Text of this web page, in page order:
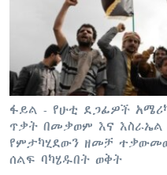
ቋንቋዎች
ፋይል - የሁቲ ደጋፊዎች
ጥቃት በመቃወም እና እስራኤል
የምታካሂደውን ዘመቻ ተቃውመው
ሰልፍ ባካሄዱበት ወቅት